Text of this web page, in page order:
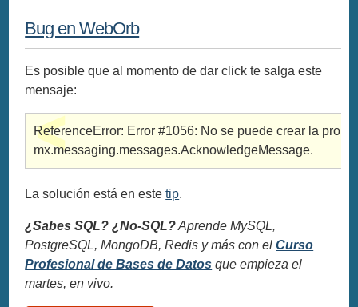
Bug en WebOrb
Es posible que al momento de dar click te salga este
mensaje:
ReferenceError: Error #1056: No se puede crear la
mx.messaging.messages.AcknowledgeMessage.
La solución está en estetip.
¿Sabes SQL? ¿No-SQL?Aprende MySQL,
PostgreSQL, MongoDB, Redis y más con elCurso
Profesional de Bases de Datos que empieza el
martes, en vivo.